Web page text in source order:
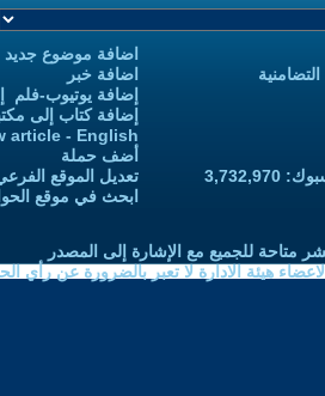
اضافة موضوع جديد
اضافة خبر
إضافة يوتيوب-فلم
إضافة كتاب إلى
article - English
أضف حملة
تعديل الموقع
ابحث في موقع
متاحة للجميع مع الإشارة إلى المصدر
هيئة الادارة لا تعبر بالضرورة عن رأي